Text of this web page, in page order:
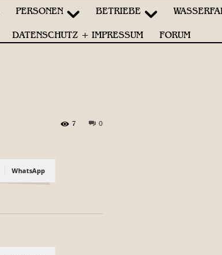
PERSONEN BETRIEBE
DATENSCHUTZ + IMPRESSUM FORUM
0
7
WhatsApp